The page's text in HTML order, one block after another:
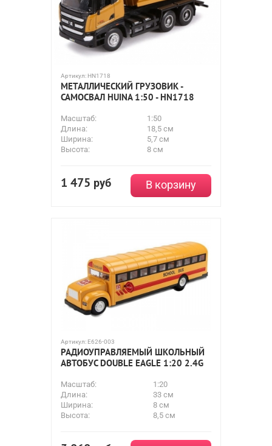
Артикул: HN1718
МЕТАЛЛИЧЕСКИЙ ГРУЗОВИК -
САМОСВАЛ HUINA 1:50 - HN1718
Масштаб:
1:50
Длина:
18,5 см
Ширина:
5,7 см
Высота:
8 см
1 475 руб В корзину
Артикул: E626-003
РАДИОУПРАВЛЯЕМЫЙ ШКОЛЬНЫЙ
АВТОБУС DOUBLE EAGLE 1:20 2.4G
Масштаб:
1:20
Длина:
33 см
Ширина:
8 см
Высота:
8,5 см